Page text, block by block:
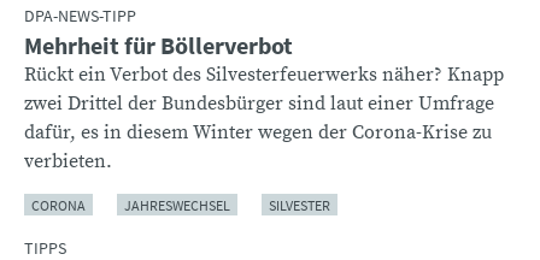
DPA-NEWS-TIPP
Mehrheit für Böllerverbot
Rückt ein Verbot des Silvesterfeuerwerks näher? Knapp
zwei Drittel der Bundesbürger sind laut einer Umfrage
dafür, es in diesem Winter wegen der Corona-Krise zu
verbieten.
CORONA JAHRESWECHSEL SILVESTER
TIPPS